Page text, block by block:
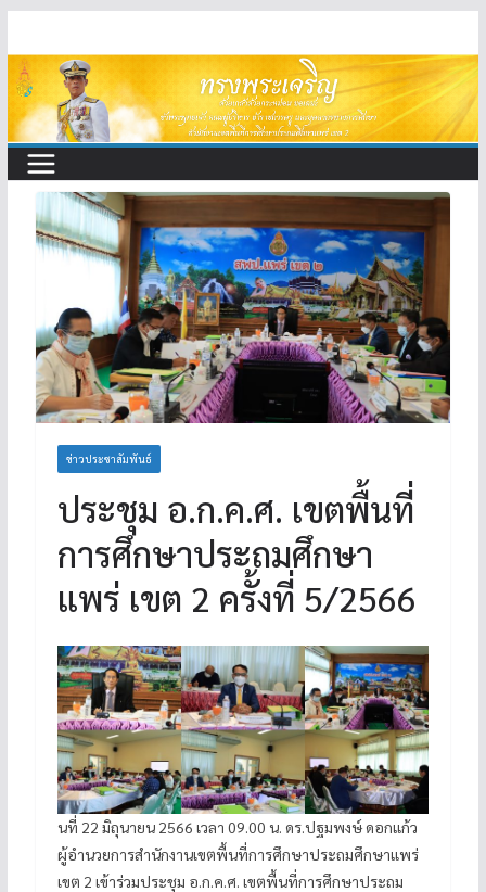
to
content
ข่าวประชาสัมพันธ์
ประชุม อ.ก.ค.ศ. เขตพื้นที่
การศึกษาประถมศึกษา
แพร่ เขต 2 ครั้งที่ 5/2566
นที่ 22 มิถุนายน 2566 เวลา 09.00 น. ดร.ปฐมพงษ์ ดอกแก้ว
ผู้อำนวยการสำนักงานเขตพื้นที่การศึกษาประถมศึกษาแพร่
เขต 2 เข้าร่วมประชุม อ.ก.ค.ศ. เขตพื้นที่การศึกษาประถม